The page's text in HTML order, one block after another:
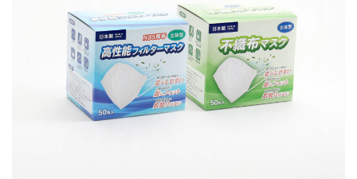
「印刷なし」お見積り
サンプル請求
その他のお問合せ